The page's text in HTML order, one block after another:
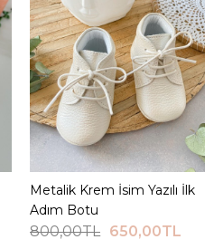
750,00TL
Sepete Ekle
KARŞILAŞTIRMA LISTESINE EKLE
ALIŞVERIŞ LISTESINE EKLE
JEEYMI BABY
İsimli Vizon Casual
Sepete Ekle
Metalik Krem İsim Yazılı İlk
Adım Botu
800,00TL 650,00TL